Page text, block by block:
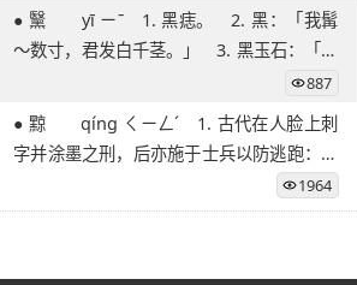
● 黳 yī ㄧˉ 1. 黑痣。 2. 黑：「我髯
～数寸，君发白千茎。」 3. 黑玉石：「子
887
● 黥 qíng ㄑㄧㄥˊ 1. 古代在人脸上刺
字并涂墨之刑，后亦施于士兵以防逃跑：～
1964